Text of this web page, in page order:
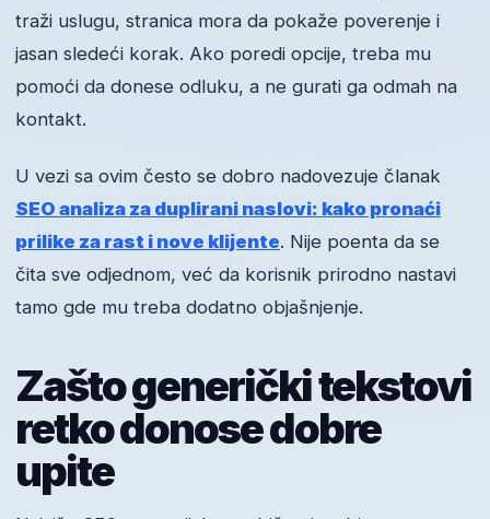
traži uslugu, stranica mora da pokaže poverenje i
jasan sledeći korak. Ako poredi opcije, treba mu
pomoći da donese odluku, a ne gurati ga odmah na
kontakt.
U vezi sa ovim često se dobro nadovezuje članak
SEO analiza za duplirani naslovi: kako pronaći
prilike za rast i nove klijente. Nije poenta da se
čita sve odjednom, već da korisnik prirodno nastavi
tamo gde mu treba dodatno objašnjenje.
Zašto generički tekstovi
retko donose dobre
upite